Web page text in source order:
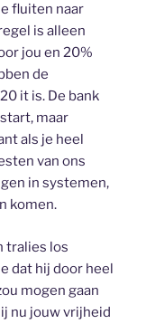
fluiten naar
is alleen
jou en 20%
de
it is. De bank
maar
als je heel
van ons
in systemen,
komen.
tralies los
dat hij door heel
mogen gaan
nu jouw vrijheid